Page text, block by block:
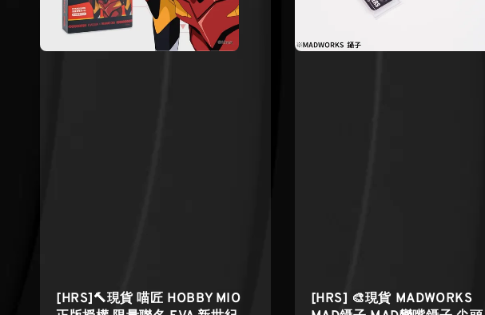
[HRS]🔨現貨 喵匠 HOBBY MIO
[HRS] 🎨現貨 MADWORKS